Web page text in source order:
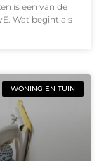
is een van de
Wat begint als
WONING EN TUIN